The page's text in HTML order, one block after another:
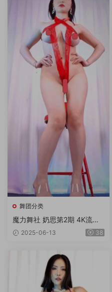
舞团分类
魔力舞社 奶思第2期 4K流出
版6V2025-06-13 38